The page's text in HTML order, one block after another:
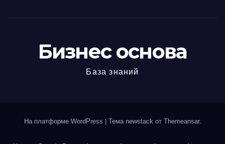
Бизнес основа
База знаний
На платформе WordPress Тема newstack от Themeansar.